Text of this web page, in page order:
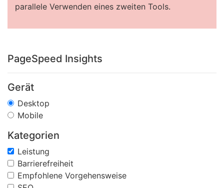
parallele Verwenden eines zweiten Tools.
PageSpeed Insights
Gerät
Desktop
Mobile
Kategorien
Leistung
Barrierefreiheit
Empfohlene Vorgehensweise